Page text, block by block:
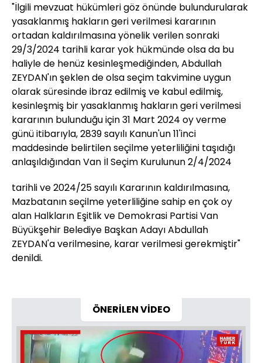
"İlgili mevzuat hükümleri göz önünde bulundurularak
yasaklanmış hakların geri verilmesi kararının
ortadan kaldırılmasına yönelik verilen sonraki
29/3/2024 tarihli karar yok hükmünde olsa da bu
haliyle de henüz kesinleşmediğinden, Abdullah
ZEYDAN'ın şeklen de olsa seçim takvimine uygun
olarak süresinde ibraz edilmiş ve kabul edilmiş,
kesinleşmiş bir yasaklanmış hakların geri verilmesi
kararının bulunduğu için 31 Mart 2024 oy verme
günü itibarıyla, 2839 sayılı Kanun'un 11'inci
maddesinde belirtilen seçilme yeterliliğini taşıdığı
anlaşıldığından Van İl Seçim Kurulunun 2/4/2024
tarihli ve 2024/25 sayılı Kararının kaldırılmasına,
Mazbatanın seçilme yeterliliğine sahip en çok oy
alan Halkların Eşitlik ve Demokrasi Partisi Van
Büyükşehir Belediye Başkan Adayı Abdullah
ZEYDAN'a verilmesine, karar verilmesi gerekmiştir"
denildi.
ÖNERİLEN VİDEO